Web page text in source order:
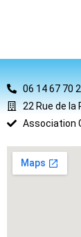
06 14 67 70
22 Rue de la
Association